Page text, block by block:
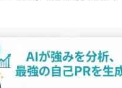
監修者 gen